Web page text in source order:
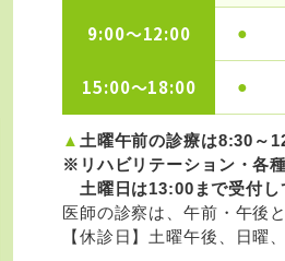
9:00〜12:00 ●
15:00〜18:00 ●
▲ 土曜午前の診療は8:30～
※リハビリテーション・各
土曜日は13:00まで受付し
医師の診察は、午前・午後
【休診日】土曜午後、日曜